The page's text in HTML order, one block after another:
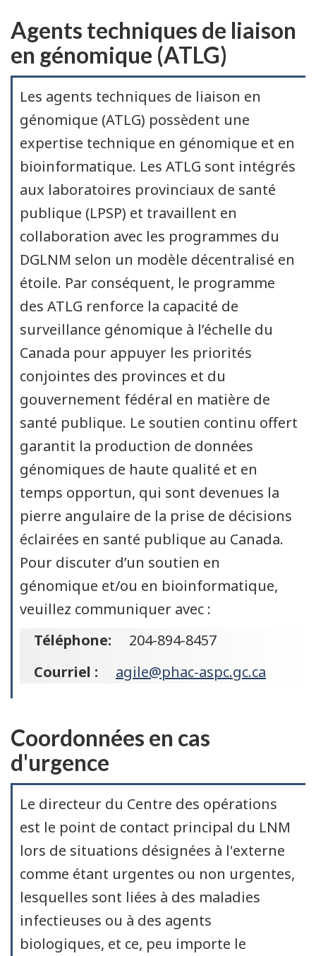
Agents techniques de liaison
en génomique (ATLG)
Les agents techniques de liaison en
génomique (ATLG) possèdent une
expertise technique en génomique et en
bioinformatique. Les ATLG sont intégrés
aux laboratoires provinciaux de santé
publique (LPSP) et travaillent en
collaboration avec les programmes du
DGLNM selon un modèle décentralisé en
étoile. Par conséquent, le programme
des ATLG renforce la capacité de
surveillance génomique à l’échelle du
Canada pour appuyer les priorités
conjointes des provinces et du
gouvernement fédéral en matière de
santé publique. Le soutien continu offert
garantit la production de données
génomiques de haute qualité et en
temps opportun, qui sont devenues la
pierre angulaire de la prise de décisions
éclairées en santé publique au Canada.
Pour discuter d’un soutien en
génomique et/ou en bioinformatique,
veuillez communiquer avec :
Téléphone:
204-894-8457
Courriel :
agile@phac-aspc.gc.ca
Coordonnées en cas
d'urgence
Le directeur du Centre des opérations
est le point de contact principal du LNM
lors de situations désignées à l'externe
comme étant urgentes ou non urgentes,
lesquelles sont liées à des maladies
infectieuses ou à des agents
biologiques, et ce, peu importe le